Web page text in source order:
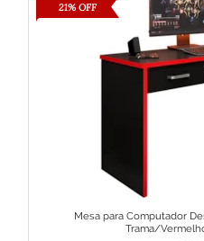
21% OFF
Mesa para Computador
Trama/